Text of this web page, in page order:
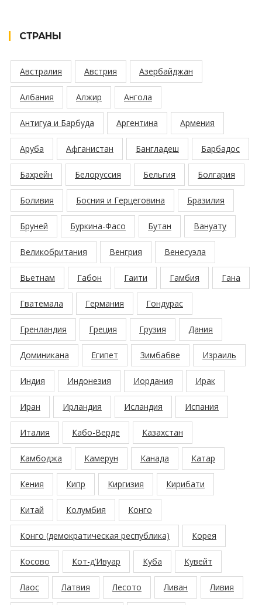
СТРАНЫ
Австралия Австрия Азербайджан
Албания Алжир Ангола
Антигуа и Барбуда Аргентина Армения
Аруба Афганистан Бангладеш Барбадос
Бахрейн Белоруссия Бельгия Болгария
Боливия Босния и Герцеговина Бразилия
Бруней Буркина-Фасо Бутан Вануату
Великобритания Венгрия Венесуэла
Вьетнам Габон Гаити Гамбия Гана
Гватемала Германия Гондурас
Гренландия Греция Грузия Дания
Доминикана Египет Зимбабве Израиль
Индия Индонезия Иордания Ирак
Иран Ирландия Исландия Испания
Италия Кабо-Верде Казахстан
Камбоджа Камерун Канада Катар
Кения Кипр Киргизия Кирибати
Китай Колумбия Конго
Конго (демократическая республика) Корея
Косово Кот-д’Ивуар Куба Кувейт
Лаос Латвия Лесото Ливан Ливия